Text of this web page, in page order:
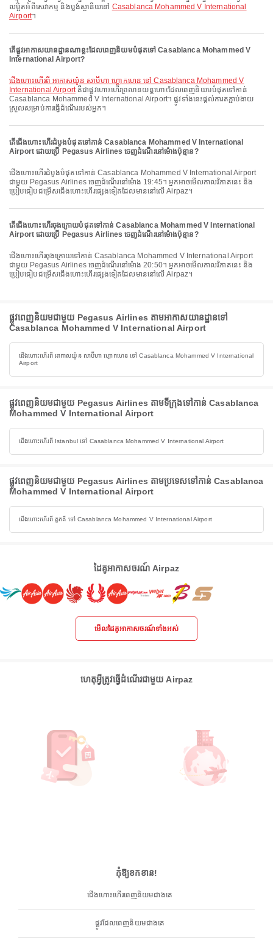
លម្អិតអំពីសេវាកម្ម និងប្លង់ស្ថានីយនៅ Casablanca Mohammed V International
Airport។
តើផ្លូវអាកាសយានដ្ឋានណាខ្លះដែលពេញនិយមបំផុតទៅ Casablanca Mohammed V
International Airport?
ជើងហោះហើរពី អាកាសយ៉ូន សាប៊ីហា ហ្គោកហេន ទៅ Casablanca Mohammed V
International Airportគឺជាផ្លូវហោះហើរព្រលានយន្តហោះដែលពេញនិយមបំផុតទៅកាន់
Casablanca Mohammed V International Airport។ ផ្លូវទាំងនេះផ្តល់ការតភ្ជាប់ងាយ
ស្រួលសម្រាប់ការធ្វើដំណើររបស់អ្នក។
តើជើងហោះហើរដំបូងបំផុតទៅកាន់ Casablanca Mohammed V International
Airport ដោយប្រើ Pegasus Airlines ចេញដំណើរនៅម៉ោងប៉ុន្មាន?
ជើងហោះហើរដំបូងបំផុតទៅកាន់ Casablanca Mohammed V International Airport
ជាមួយ Pegasus Airlines ចេញដំណើរនៅម៉ោង 19:45។ អ្នកអាចមើលកាលវិភាគនេះ និង
ប្រៀបធៀបជម្រើសជើងហោះហើរផ្សេងទៀតដែលមាននៅលើ Airpaz។
តើជើងហោះហើរចុងក្រោយបំផុតទៅកាន់ Casablanca Mohammed V International
Airport ដោយប្រើ Pegasus Airlines ចេញដំណើរនៅម៉ោងប៉ុន្មាន?
ជើងហោះហើរចុងក្រោយទៅកាន់ Casablanca Mohammed V International Airport
ជាមួយ Pegasus Airlines ចេញដំណើរនៅម៉ោង 20:50។ អ្នកអាចមើលកាលវិភាគនេះ និង
ប្រៀបធៀបជម្រើសជើងហោះហើរផ្សេងទៀតដែលមាននៅលើ Airpaz។
ផ្លូវពេញនិយមជាមួយ Pegasus Airlines តាមអាកាសយានដ្ឋានទៅ
Casablanca Mohammed V International Airport
ជើងហោះហើរពី អាកាសយ៉ូន សាប៊ីហា ហ្គោកហេន ទៅ Casablanca Mohammed V International
Airport
ផ្លូវពេញនិយមជាមួយ Pegasus Airlines តាមទីក្រុងទៅកាន់ Casablanca
Mohammed V International Airport
ជើងហោះហើរពី Istanbul ទៅ Casablanca Mohammed V International Airport
ផ្លូវពេញនិយមជាមួយ Pegasus Airlines តាមប្រទេសទៅកាន់ Casablanca
Mohammed V International Airport
ជើងហោះហើរពី តួកគី ទៅ Casablanca Mohammed V International Airport
ដៃគូអាកាសចរណ៍ Airpaz
មើលដៃគូអាកាសចរណ៍ទាំងអស់
ហេតុអ្វីត្រូវធ្វើដំណើរជាមួយ Airpaz
កុំឱ្យខកខាន!
ជើងហោះហើរពេញនិយមជាងគេ
ផ្លូវដែលពេញនិយមជាងគេ